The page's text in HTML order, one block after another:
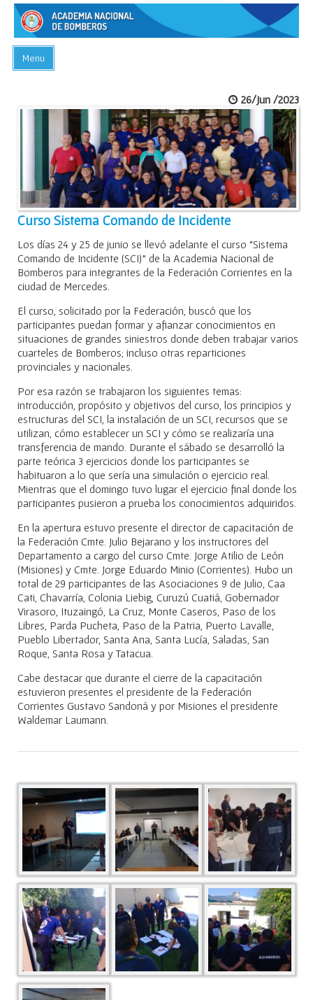
Menu
ACADEMIA
PREGUNTAS FRECUENTES
BIBLIOTECA
EVENTOS
CONTACTO
26/Jun /2023
Curso Sistema Comando de Incidente
Los días 24 y 25 de junio se llevó adelante el curso “Sistema
Comando de Incidente (SCI)” de la Academia Nacional de
Bomberos para integrantes de la Federación Corrientes en la
ciudad de Mercedes.
El curso, solicitado por la Federación, buscó que los
participantes puedan formar y afianzar conocimientos en
situaciones de grandes siniestros donde deben trabajar varios
cuarteles de Bomberos; incluso otras reparticiones
provinciales y nacionales.
Por esa razón se trabajaron los siguientes temas:
introducción, propósito y objetivos del curso, los principios y
estructuras del SCI, la instalación de un SCI, recursos que se
utilizan, cómo establecer un SCI y cómo se realizaría una
transferencia de mando. Durante el sábado se desarrolló la
parte teórica 3 ejercicios donde los participantes se
habituaron a lo que sería una simulación o ejercicio real.
Mientras que el domingo tuvo lugar el ejercicio final donde los
participantes pusieron a prueba los conocimientos adquiridos.
En la apertura estuvo presente el director de capacitación de
la Federación Cmte. Julio Bejarano y los instructores del
Departamento a cargo del curso Cmte. Jorge Atilio de León
(Misiones) y Cmte. Jorge Eduardo Minio (Corrientes). Hubo un
total de 29 participantes de las Asociaciones 9 de Julio, Caa
Cati, Chavarría, Colonia Liebig, Curuzú Cuatiá, Gobernador
Virasoro, Ituzaingó, La Cruz, Monte Caseros, Paso de los
Libres, Parda Pucheta, Paso de la Patria, Puerto Lavalle,
Pueblo Libertador, Santa Ana, Santa Lucía, Saladas, San
Roque, Santa Rosa y Tatacua.
Cabe destacar que durante el cierre de la capacitación
estuvieron presentes el presidente de la Federación
Corrientes Gustavo Sandoná y por Misiones el presidente
Waldemar Laumann.